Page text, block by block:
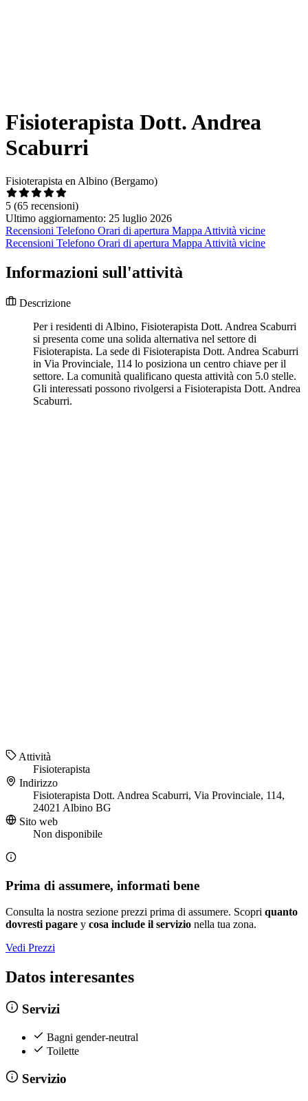
Fisioterapista Dott. Andrea
Scaburri
Fisioterapista en Albino (Bergamo)
5 (65 recensioni)
Ultimo aggiornamento: 25 luglio 2026
Recensioni Telefono Orari di apertura Mappa Attività vicine
Recensioni Telefono Orari di apertura Mappa Attività vicine
Informazioni sull'attività
Descrizione
Per i residenti di Albino, Fisioterapista Dott. Andrea Scaburri
si presenta come una solida alternativa nel settore di
Fisioterapista. La sede di Fisioterapista Dott. Andrea Scaburri
in Via Provinciale, 114 lo posiziona un centro chiave per il
settore. La comunità qualificano questa attività con 5.0 stelle.
Gli interessati possono rivolgersi a Fisioterapista Dott. Andrea
Scaburri.
Attività
Fisioterapista
Indirizzo
Fisioterapista Dott. Andrea Scaburri, Via Provinciale, 114,
24021 Albino BG
Sito web
Non disponibile
Prima di assumere, informati bene
Consulta la nostra sezione prezzi prima di assumere. Scopri quanto
dovresti pagare y cosa include il servizio nella tua zona.
Vedi Prezzi
Datos interesantes
Servizi
Bagni gender-neutral
Toilette
Servizio